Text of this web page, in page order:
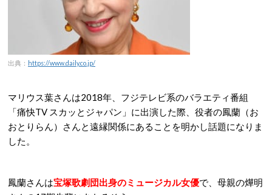
出典： https://www.daily.co.jp/
マリウス葉さんは2018年、フジテレビ系のバラエティ番組
「痛快TV スカッとジャパン」に出演した際、役者の鳳蘭（お
おとりらん）さんと遠縁関係にあることを明かし話題になりま
した。
鳳蘭さんは宝塚歌劇団出身のミュージカル女優で、母親の燁明